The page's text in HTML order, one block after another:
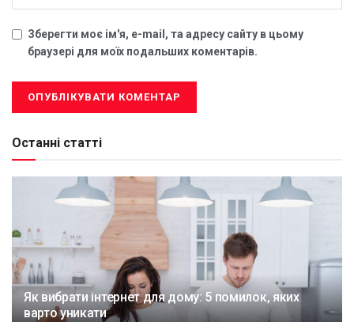
Зберегти моє ім'я, e-mail, та адресу сайту в цьому
браузері для моїх подальших коментарів.
Останні статті
Як вибрати інтернет для дому: 5 помилок, яких
варто уникати